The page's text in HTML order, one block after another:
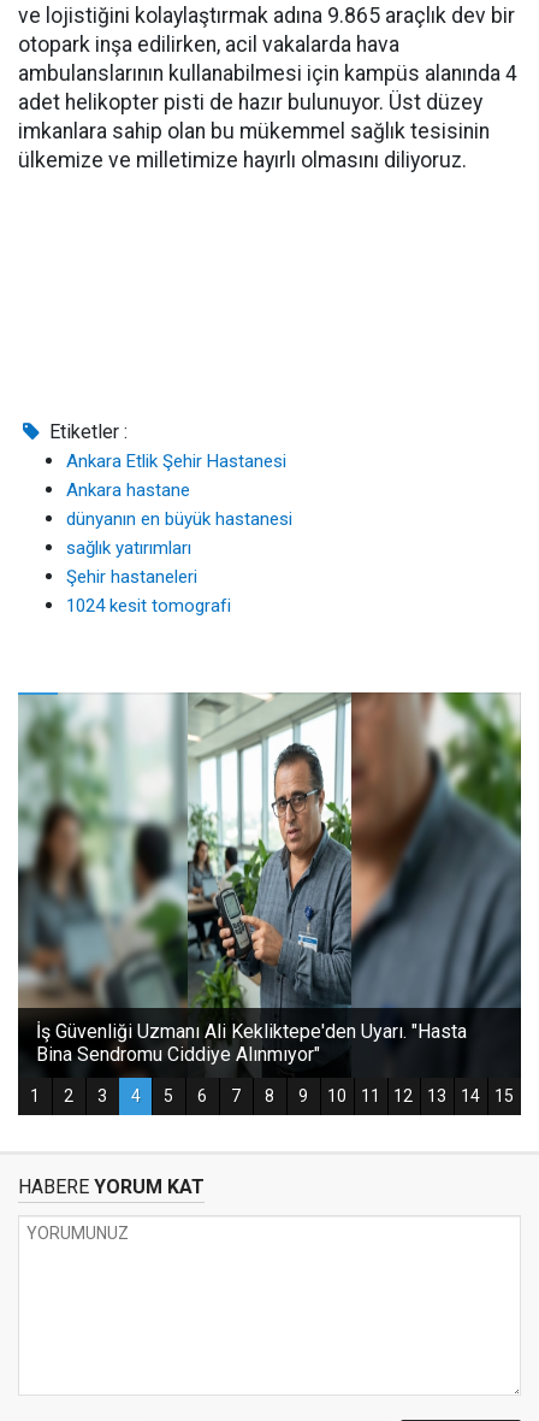
ve lojistiğini kolaylaştırmak adına 9.865 araçlık dev bir
otopark inşa edilirken, acil vakalarda hava
ambulanslarının kullanabilmesi için kampüs alanında 4
adet helikopter pisti de hazır bulunuyor. Üst düzey
imkanlara sahip olan bu mükemmel sağlık tesisinin
ülkemize ve milletimize hayırlı olmasını diliyoruz.
Etiketler :
Ankara Etlik Şehir Hastanesi
Ankara hastane
dünyanın en büyük hastanesi
sağlık yatırımları
Şehir hastaneleri
1024 kesit tomografi
HABERE YORUM KAT